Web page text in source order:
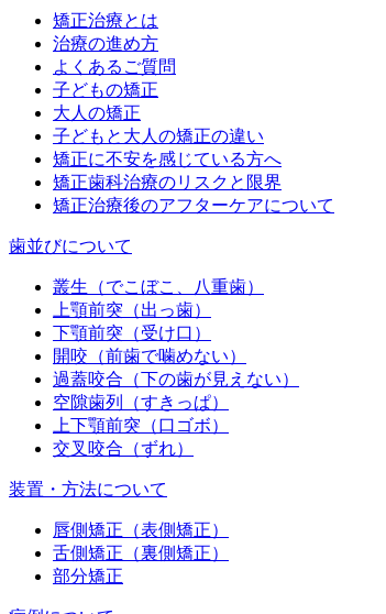
矯正治療とは
治療の進め方
よくあるご質問
子どもの矯正
大人の矯正
子どもと大人の矯正の違い
矯正に不安を感じている方へ
矯正歯科治療のリスクと限界
矯正治療後のアフターケアについて
歯並びについて
叢生（でこぼこ、八重歯）
上顎前突（出っ歯）
下顎前突（受け口）
開咬（前歯で噛めない）
過蓋咬合（下の歯が見えない）
空隙歯列（すきっぱ）
上下顎前突（口ゴボ）
交叉咬合（ずれ）
装置・方法について
唇側矯正（表側矯正）
舌側矯正（裏側矯正）
部分矯正